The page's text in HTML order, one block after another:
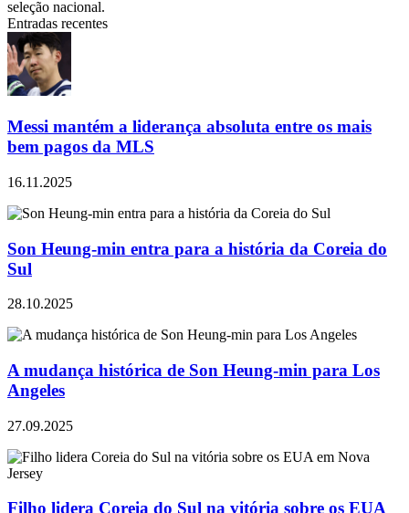
seleção nacional.
Entradas recentes
Messi mantém a liderança absoluta entre os mais
bem pagos da MLS
16.11.2025
Son Heung-min entra para a história da Coreia do
Sul
28.10.2025
A mudança histórica de Son Heung-min para Los
Angeles
27.09.2025
Filho lidera Coreia do Sul na vitória sobre os EUA